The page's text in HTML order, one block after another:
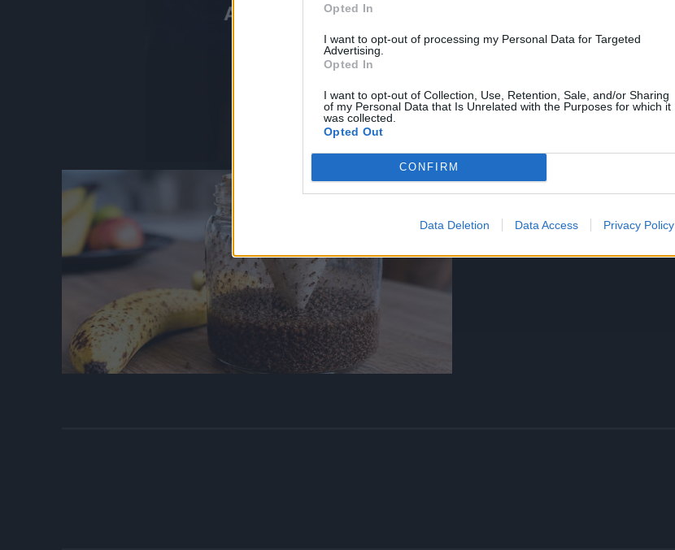
Opted In
I want to opt-out of processing my Personal Data for Targeted
Advertising.
Opted In
I want to opt-out of Collection, Use, Retention, Sale, and/or Sharing
of my Personal Data that Is Unrelated with the Purposes for which it
was collected.
Opted Out
CONFIRM
Data Deletion Data Access Privacy Policy